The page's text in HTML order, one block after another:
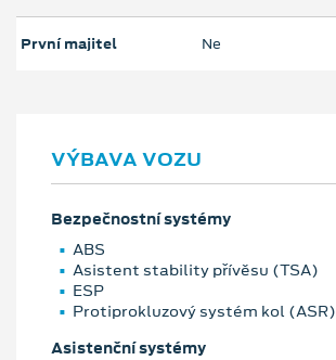
První majitel Ne
VÝBAVA VOZU
Bezpečnostní systémy
ABS
Asistent stability přívěsu (TSA)
ESP
Protiprokluzový systém kol (ASR)
Asistenční systémy